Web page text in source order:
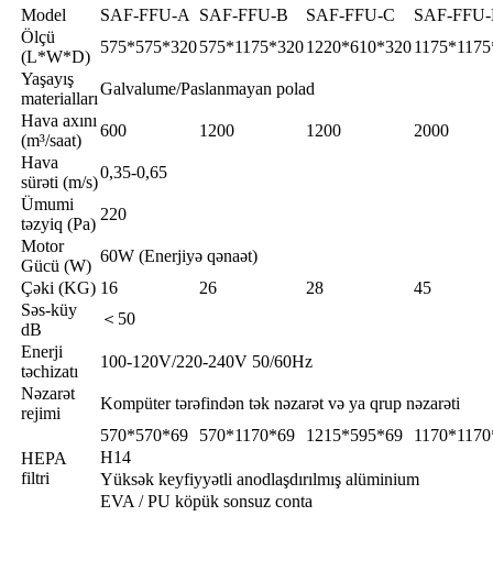
Model SAF-FFU-A SAF-FFU-B SAF-FFU-C
SAF-
Ölçü
(L*W*D)
575*575*320575*1175*3201220*610*320
Yaşayış
materialları
Galvalume/Paslanmayan polad
Hava axını
(m³/saat)
600 1200 1200
2000
Hava
sürəti (m/s)
0,35-0,65
Ümumi
təzyiq (Pa)
220
Motor
Gücü (W)
60W (Enerjiyə qənaət)
Çəki (KG) 16 26 28
45
Səs-küy
dB
＜50
Enerji
təchizatı
100-120V/220-240V 50/60Hz
Nəzarət
rejimi
Kompüter tərəfindən tək nəzarət və ya qrup nəzarəti
HEPA
filtri
570*570*69 570*1170*69 1215*595*69
H14
Yüksək keyfiyyətli anodlaşdırılmış alüminium
EVA / PU köpük sonsuz conta